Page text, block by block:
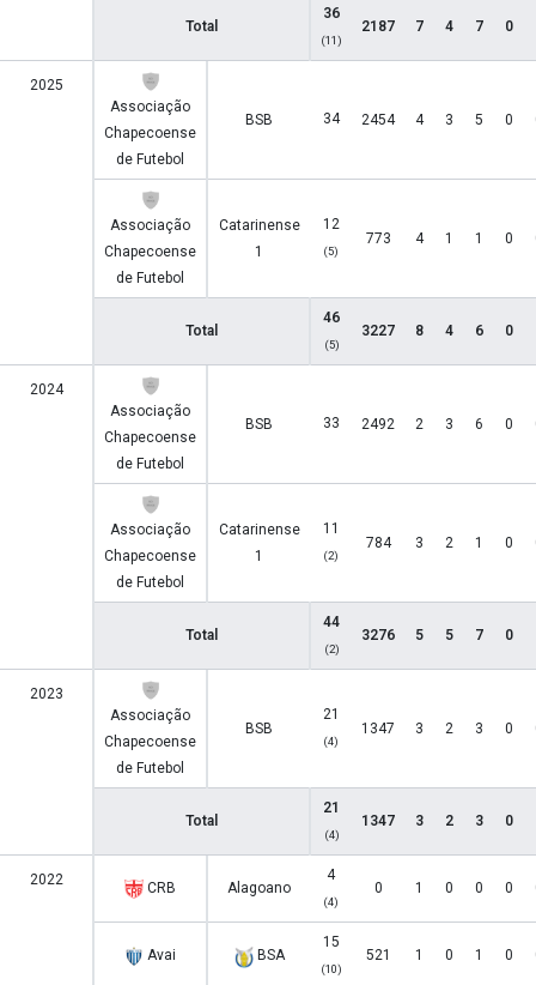
Total
36
(11)
2187 7 4 7 0
2025
Associação
Chapecoense
de Futebol
BSB 34 2454 4 3 5 0
Associação
Chapecoense
de Futebol
Catarinense
1
12
(5)
773 4 1 1 0
Total
46
(5)
3227 8 4 6 0
2024
Associação
Chapecoense
de Futebol
BSB 33 2492 2 3 6 0
Associação
Chapecoense
de Futebol
Catarinense
1
11
(2)
784 3 2 1 0
Total
44
(2)
3276 5 5 7 0
2023
Associação
Chapecoense
de Futebol
BSB
21
(4)
1347 3 2 3 0
Total
21
(4)
1347 3 2 3 0
2022 CRB Alagoano
4
(4)
0 1 0 0 0
Avai BSA
15
(10)
521 1 0 1 0